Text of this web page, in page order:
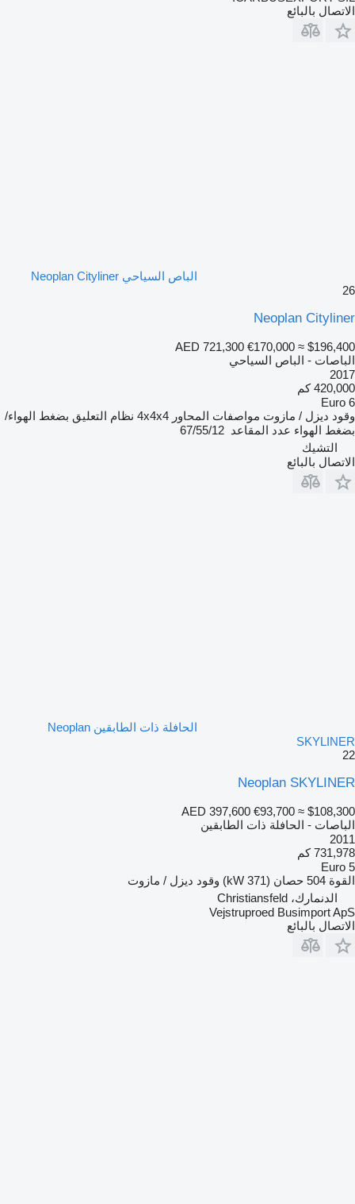
الاتصال بالبائع
الباص السياحي Neoplan Cityliner
26
Neoplan Cityliner
AED 721,300 €170,000 ≈ $196,400
الباصات - الباص السياحي
2017
420,000 كم
Euro 6
وقود ديزل / مازوت مواصفات المحاور 4x4x4 نظام التعليق بضغط الهواء/
بضغط الهواء عدد المقاعد 67/55/12
التشيك
الاتصال بالبائع
الحافلة ذات الطابقين Neoplan
SKYLINER
22
Neoplan SKYLINER
AED 397,600 €93,700 ≈ $108,300
الباصات - الحافلة ذات الطابقين
2011
731,978 كم
Euro 5
القوة 504 حصان (371 kW) وقود ديزل / مازوت
الدنمارك، Christiansfeld
Vejstruproed Busimport ApS
الاتصال بالبائع